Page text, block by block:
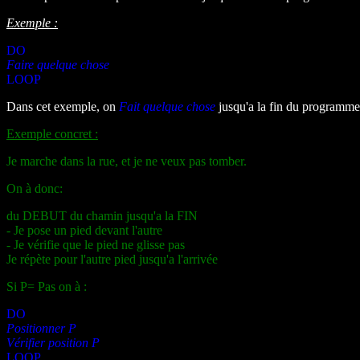
Exemple :
DO
Faire quelque chose
LOOP
Dans cet exemple, on Fait quelque chose jusqu'a la fin du
Exemple concret :
Je marche dans la rue, et je ne veux pas tomber.
On à donc:
du DEBUT du chamin jusqu'a la FIN
- Je pose un pied devant l'autre
- Je vérifie que le pied ne glisse pas
Je répète pour l'autre pied jusqu'a l'arrivée
Si P= Pas on à :
DO
Positionner P
Vérifier position P
LOOP